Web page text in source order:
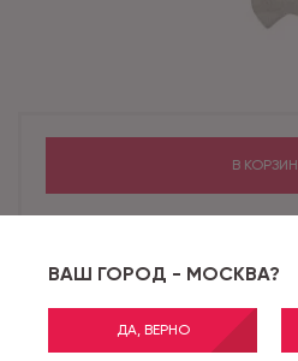
ВАШ ГОРОД - МОСКВА?
ДА, ВЕРНО
Бренд
Вес нетто
Коллекция
В